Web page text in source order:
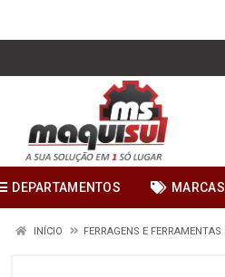
DEPARTAMENTOS MARCAS
INÍCIO FERRAGENS E FERRAMENTAS